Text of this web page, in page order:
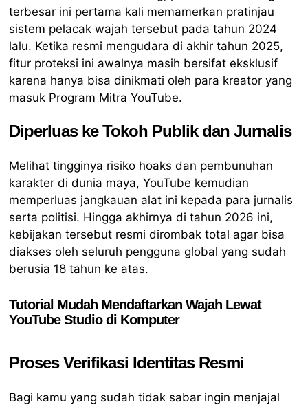
terbesar ini pertama kali memamerkan pratinjau
sistem pelacak wajah tersebut pada tahun 2024
lalu. Ketika resmi mengudara di akhir tahun 2025,
fitur proteksi ini awalnya masih bersifat eksklusif
karena hanya bisa dinikmati oleh para kreator yang
masuk Program Mitra YouTube.
Diperluas ke Tokoh Publik dan Jurnalis
Melihat tingginya risiko hoaks dan pembunuhan
karakter di dunia maya, YouTube kemudian
memperluas jangkauan alat ini kepada para jurnalis
serta politisi. Hingga akhirnya di tahun 2026 ini,
kebijakan tersebut resmi dirombak total agar bisa
diakses oleh seluruh pengguna global yang sudah
berusia 18 tahun ke atas.
Tutorial Mudah Mendaftarkan Wajah Lewat
YouTube Studio di Komputer
Proses Verifikasi Identitas Resmi
Bagi kamu yang sudah tidak sabar ingin menjajal